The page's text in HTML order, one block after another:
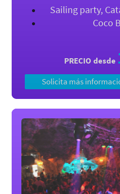
Sailing party,
Coco
PRECIO desde
Solicita más